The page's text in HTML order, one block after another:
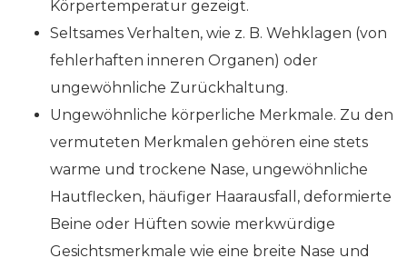
Körpertemperatur gezeigt.
Seltsames Verhalten, wie z. B. Wehklagen (von
fehlerhaften inneren Organen) oder
ungewöhnliche Zurückhaltung.
Ungewöhnliche körperliche Merkmale. Zu den
vermuteten Merkmalen gehören eine stets
warme und trockene Nase, ungewöhnliche
Hautflecken, häufiger Haarausfall, deformierte
Beine oder Hüften sowie merkwürdige
Gesichtsmerkmale wie eine breite Nase und